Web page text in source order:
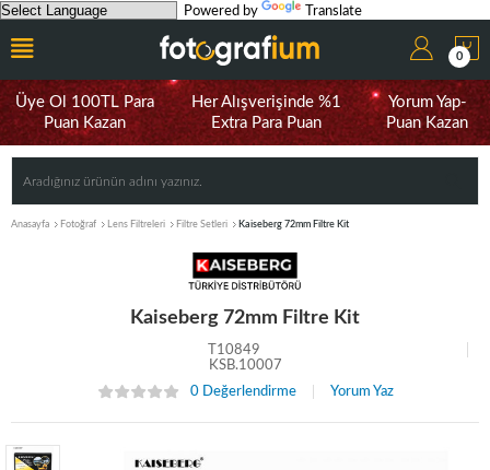
Powered by Translate
0
Üye Ol 100TL Para
Puan Kazan
Her Alışverişinde %1
Extra Para Puan
Yorum Yap-
Puan Kazan
Anasayfa Fotoğraf Lens Filtreleri Filtre Setleri Kaiseberg 72mm Filtre Kit
Kaiseberg 72mm Filtre Kit
T10849
KSB.10007
0 Değerlendirme
Yorum Yaz